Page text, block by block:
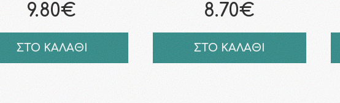
9.80€
ΣΤΟ ΚΑΛΑΘΙ
8.70€
ΣΤΟ ΚΑΛΑΘΙ